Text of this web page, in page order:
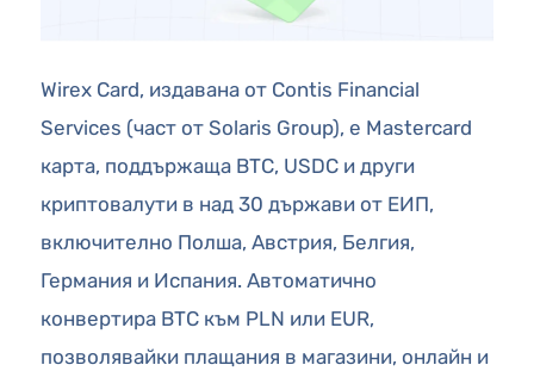
Wirex Card, издавана от Contis Financial
Services (част от Solaris Group), е Mastercard
карта, поддържаща BTC, USDC и други
криптовалути в над 30 държави от ЕИП,
включително Полша, Австрия, Белгия,
Германия и Испания. Автоматично
конвертира BTC към PLN или EUR,
позволявайки плащания в магазини, онлайн и